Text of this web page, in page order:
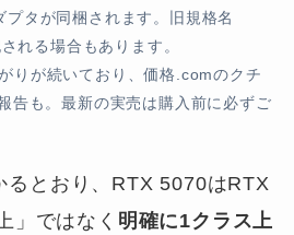
タが同梱されます。旧規格名
れる場合もあります。
りが続いており、価格.comのクチ
告も。最新の実売は購入前に必ずご
るとおり、RTX 5070はRTX
」ではなく 明確に1クラス上